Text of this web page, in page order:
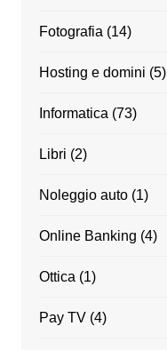
Fotografia (14)
Hosting e domini (5)
Informatica (73)
Libri (2)
Noleggio auto(1)
Online Banking (4)
Ottica (1)
Pay TV(4)